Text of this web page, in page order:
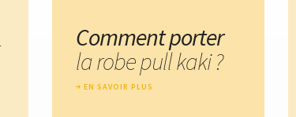
Comment porter
la robe pull kaki ?
EN SAVOIR PLUS